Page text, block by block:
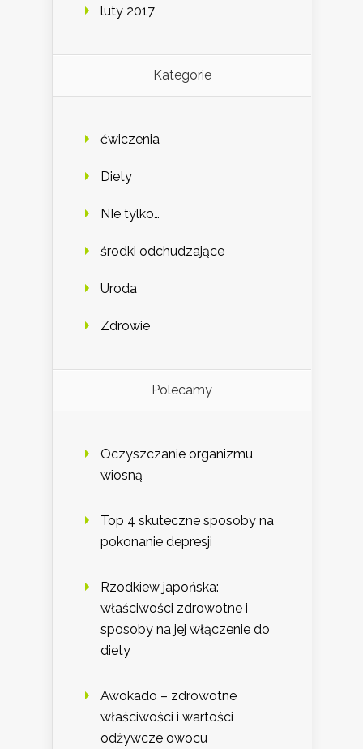
luty 2017
Kategorie
ćwiczenia
Diety
NIe tylko…
środki odchudzające
Uroda
Zdrowie
Polecamy
Oczyszczanie organizmu
wiosną
Top 4 skuteczne sposoby na
pokonanie depresji
Rzodkiew japońska:
właściwości zdrowotne i
sposoby na jej włączenie do
diety
Awokado – zdrowotne
właściwości i wartości
odżywcze owocu